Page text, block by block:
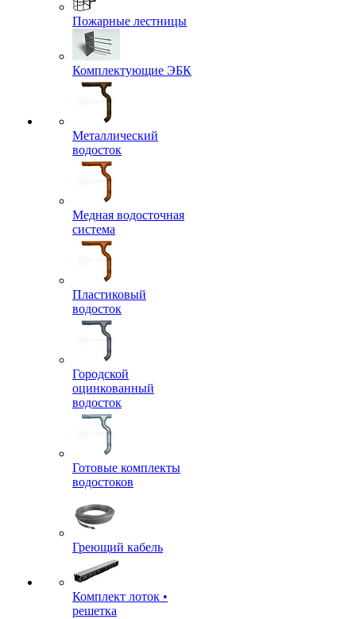
Пожарные лестницы
Комплектующие ЭБК
Металлический
водосток
Медная водосточная
система
Пластиковый
водосток
Городской
оцинкованный
водосток
Готовые комплекты
водостоков
Греющий кабель
Комплект лоток •
решетка